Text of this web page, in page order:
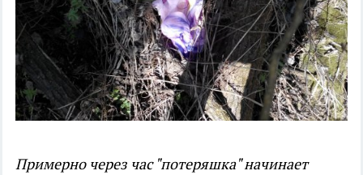
Примерно через час "потеряшка" начинает